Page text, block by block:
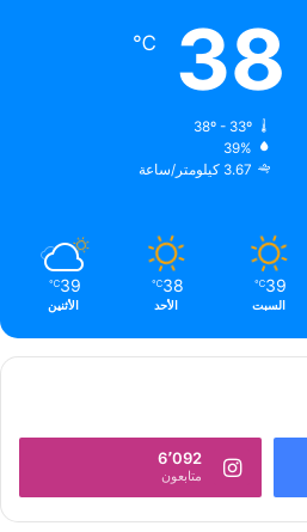
38
℃
38º - 33º
39%
3.67 كيلومتر/ساعة
39
℃
السبت
38
℃
الأحد
39
℃
الأثنين
6٬092
متابعون